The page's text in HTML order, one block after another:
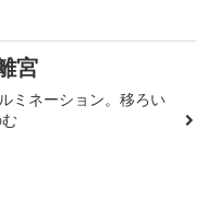
宮
ミネーション。移ろい